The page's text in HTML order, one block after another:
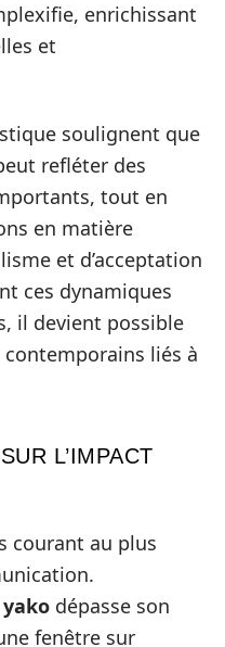
enrichissant
et
soulignent que
refléter des
tout en
en matière
et d’acceptation
ces dynamiques
il devient possible
liés à
L’IMPACT
courant au plus
yako dépasse son
fenêtre sur